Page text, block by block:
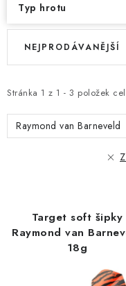
Typ hrotu
V
i
s
p
k
Stránka 1 z 1 - 3 položek
Ř
e
n
í
u
NEJPRODÁVANĚJŠÍ
Raymond van Barneveld
Target soft šipky
Raymond van
18g